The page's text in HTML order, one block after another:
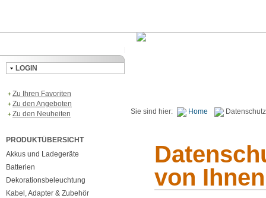
LOGIN
Zu Ihren Favoriten
Zu den Angeboten
Zu den Neuheiten
PRODUKTÜBERSICHT
Akkus und Ladegeräte
Batterien
Dekorationsbeleuchtung
Kabel, Adapter & Zubehör
Sie sind hier: Home Datenschutz
von